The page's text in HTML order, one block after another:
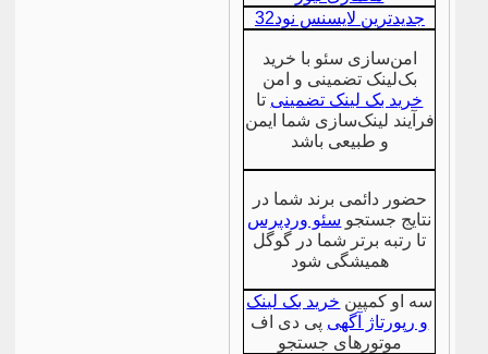
جدیدترین لایسنس نود32
امن‌سازی سئو با خرید
بک‌لینک تضمینی و امن
خرید بک لینک تضمینی تا
فرآیند لینک‌سازی شما ایمن
و طبیعی باشد
حضور دائمی برند شما در
نتایج جستجو سئو وردپرس
تا رتبه برتر شما در گوگل
همیشگی شود
سه او کمپین خرید بک لینک
و رپورتاژ آگهی پی دی اف
موتورهای جستجو